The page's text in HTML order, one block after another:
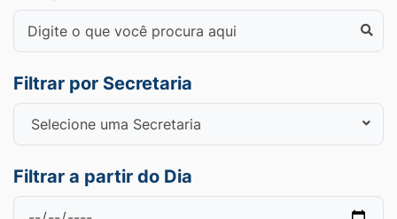
Filtrar por Secretaria
Filtrar a partir do Dia